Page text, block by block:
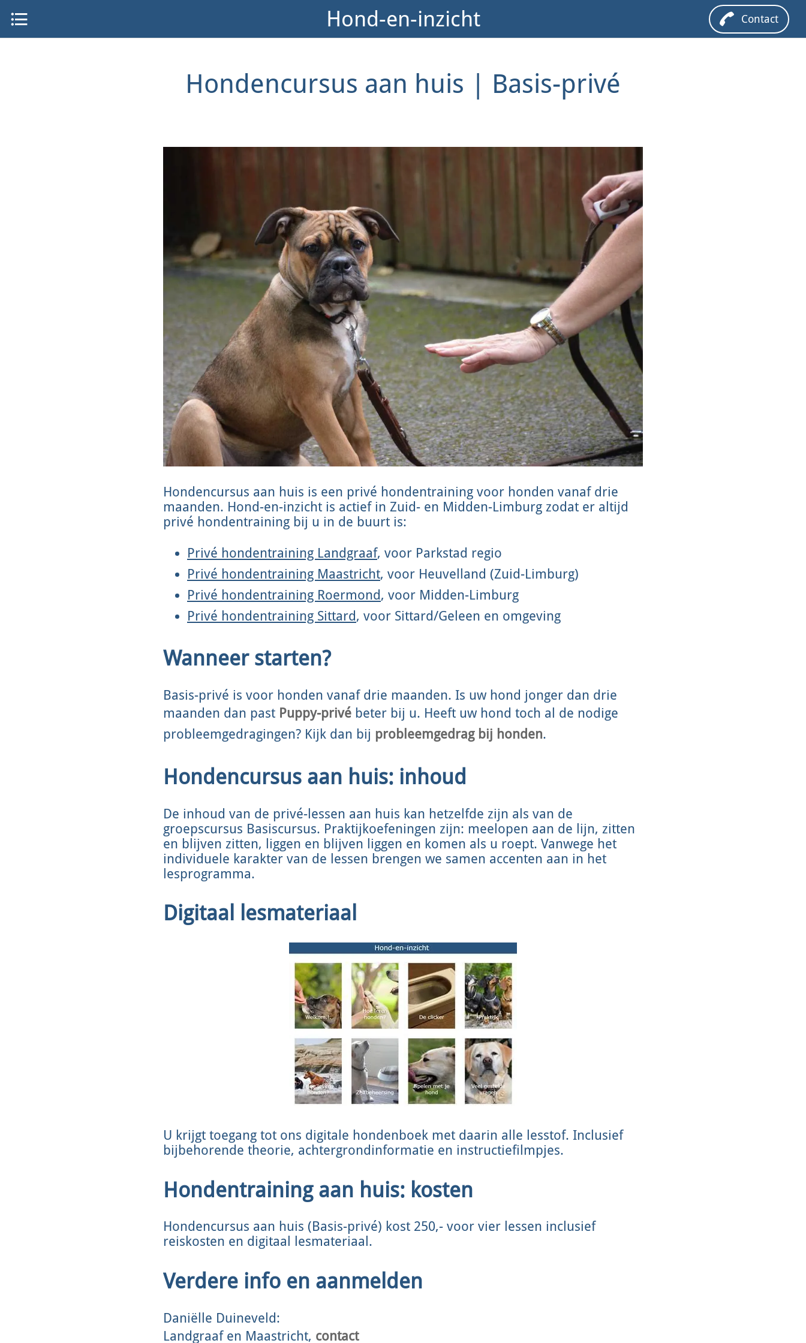
Hond-en-inzicht Contact
Hondencursus aan huis | Basis-privé
Hondencursus aan huis is een privé hondentraining voor honden vanaf drie
maanden. Hond-en-inzicht is actief in Zuid- en Midden-Limburg zodat er altijd
privé hondentraining bij u in de buurt is:
Privé hondentraining Landgraaf, voor Parkstad regio
Privé hondentraining Maastricht, voor Heuvelland (Zuid-Limburg)
Privé hondentraining Roermond, voor Midden-Limburg
Privé hondentraining Sittard, voor Sittard/Geleen en omgeving
Wanneer starten?
Basis-privé is voor honden vanaf drie maanden. Is uw hond jonger dan drie
maanden dan past Puppy-privé beter bij u. Heeft uw hond toch al de nodige
probleemgedragingen? Kijk dan bij probleemgedrag bij honden.
Hondencursus aan huis: inhoud
De inhoud van de privé-lessen aan huis kan hetzelfde zijn als van de
groepscursus Basiscursus. Praktijkoefeningen zijn: meelopen aan de lijn, zitten
en blijven zitten, liggen en blijven liggen en komen als u roept. Vanwege het
individuele karakter van de lessen brengen we samen accenten aan in het
lesprogramma.
Digitaal lesmateriaal
U krijgt toegang tot ons digitale hondenboek met daarin alle lesstof. Inclusief
bijbehorende theorie, achtergrondinformatie en instructiefilmpjes.
Hondentraining aan huis: kosten
Hondencursus aan huis (Basis-privé) kost 250,- voor vier lessen inclusief
reiskosten en digitaal lesmateriaal.
Verdere info en aanmelden
Daniëlle Duineveld:
Landgraaf en Maastricht, contact